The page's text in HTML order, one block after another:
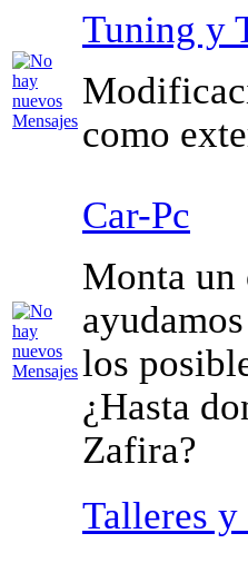
Tuning y
como
Car-Pc
Monta un
los
¿Hasta
Zafira?
Talleres